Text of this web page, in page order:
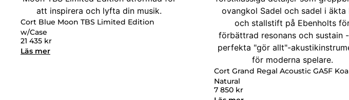
Cort Blue Moon TBS Limited Edition
w/Case
21 435 kr
Läs mer
Cort Grand Regal Acoustic GA5F Koa
Natural
7 850 kr